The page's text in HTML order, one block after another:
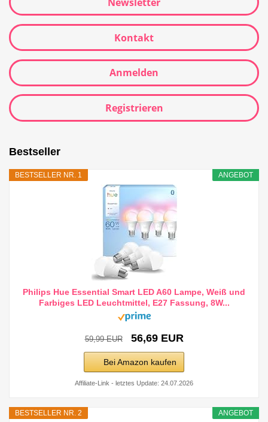
Kontakt
Anmelden
Registrieren
Bestseller
ANGEBOT
BESTSELLER NR. 1
Philips Hue Essential Smart LED A60 Lampe, Weiß und
Farbiges LED Leuchtmittel, E27 Fassung, 8W...
59,99 EUR 56,69 EUR
Bei Amazon kaufen
Affiliate-Link - letztes Update: 24.07.2026
ANGEBOT
BESTSELLER NR. 2